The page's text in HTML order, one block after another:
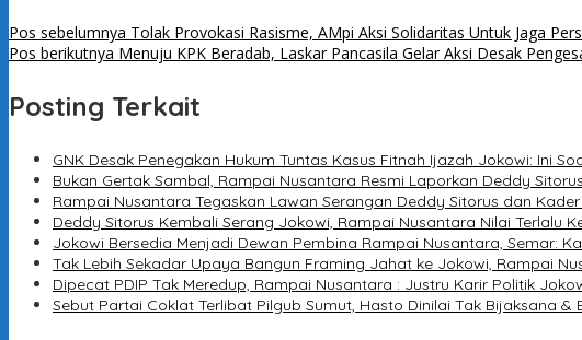
Pos sebelumnya Tolak Provokasi Rasisme, AMpi Aksi Solidaritas Untuk Jaga
Pos berikutnya Menuju KPK Beradab, Laskar Pancasila Gelar Aksi Desak
Posting Terkait
GNK Desak Penegakan Hukum Tuntas Kasus Fitnah Ijazah Jokowi: Ini
Bukan Gertak Sambal, Rampai Nusantara Resmi Laporkan Deddy
Rampai Nusantara Tegaskan Lawan Serangan Deddy Sitorus dan Kader
Deddy Sitorus Kembali Serang Jokowi, Rampai Nusantara Nilai Terlalu
Jokowi Bersedia Menjadi Dewan Pembina Rampai Nusantara, Semar:
Tak Lebih Sekadar Upaya Bangun Framing Jahat ke Jokowi, Rampai
Dipecat PDIP Tak Meredup, Rampai Nusantara : Justru Karir Politik
Sebut Partai Coklat Terlibat Pilgub Sumut, Hasto Dinilai Tak Bijaksana &